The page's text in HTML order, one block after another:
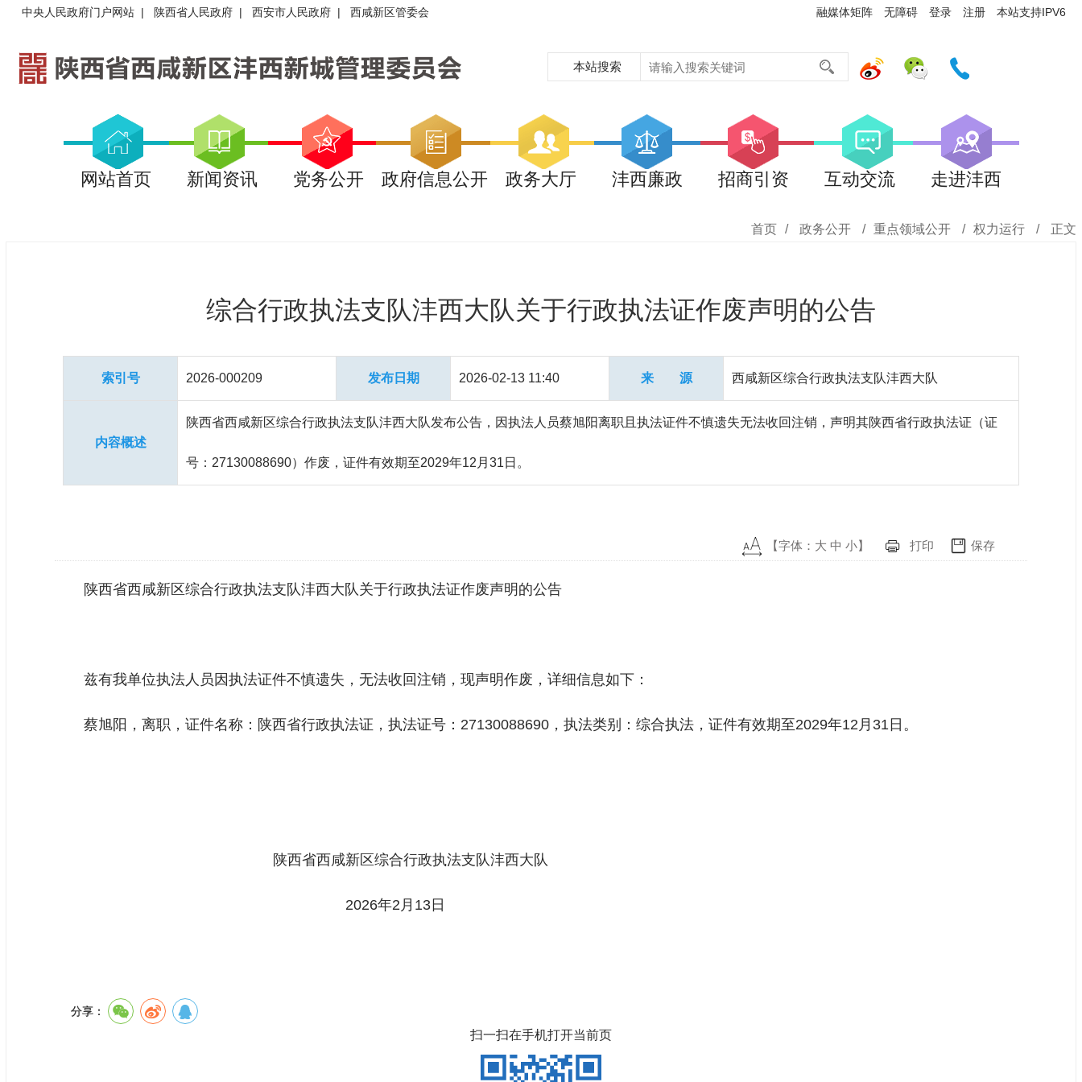
融媒体矩阵 无障碍 登录 注册 本站支持IPV6
中央人民政府门户网站 | 陕西省人民政府 | 西安市人民政府 | 西咸新区管委会
本站搜索
网站首页 新闻资讯 党务公开 政府信息公开 政务大厅 沣西廉政 招商引资 互动交流 走进沣西
首页 / 政务公开 / 重点领域公开 / 权力运行 / 正文
综合行政执法支队沣西大队关于行政执法证作废声明的公告
索引号 2026-000209 发布日期 2026-02-13 11:40 来 源 西咸新区综合行政执法支队沣西大队
内容概述
陕西省西咸新区综合行政执法支队沣西大队发布公告，因执法人员蔡旭阳离职且执法证件不慎遗失无法收回注销，声明其陕西省行政执法证（证
号：27130088690）作废，证件有效期至2029年12月31日。
【字体： 大 中 小】 打印 保存
陕西省西咸新区综合行政执法支队沣西大队关于行政执法证作废声明的公告
兹有我单位执法人员因执法证件不慎遗失，无法收回注销，现声明作废，详细信息如下：
蔡旭阳，离职，证件名称：陕西省行政执法证，执法证号：27130088690，执法类别：综合执法，证件有效期至2029年12月31日。
陕西省西咸新区综合行政执法支队沣西大队
2026年2月13日
分享：
扫一扫在手机打开当前页